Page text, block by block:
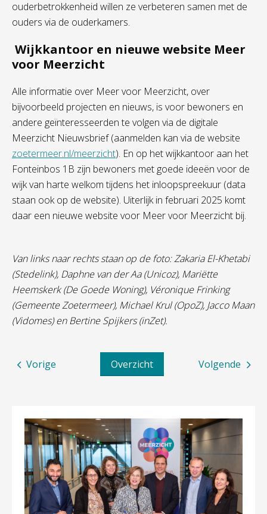
ouderbetrokkenheid willen ze verbeteren samen met de
ouders via de ouderkamers.
Wijkkantoor en nieuwe website Meer
voor Meerzicht
Alle informatie over Meer voor Meerzicht, over
bijvoorbeeld projecten en nieuws, is voor bewoners en
andere geïnteresseerden te volgen via de digitale
Meerzicht Nieuwsbrief (aanmelden kan via de website
zoetermeer.nl/meerzicht). En op het wijkkantoor aan het
Fonteinbos 1B zijn bewoners met goede ideeën voor de
wijk van harte welkom tijdens het inloopspreekuur (data
staan ook op de website). Uiterlijk in februari 2025 komt
daar een nieuwe website voor Meer voor Meerzicht bij.
Van links naar rechts staan op de foto: Zakaria El-Khetabi
(Stedelink), Daphne van der Aa (Unicoz), Mariëtte
Heemskerk (De Goede Woning), Véronique Frinking
(Gemeente Zoetermeer), Michael Krul (OpoZ), Jacco Maan
(Vidomes) en Bertine Spijkers (inZet).
Volgende
Overzicht
Vorige